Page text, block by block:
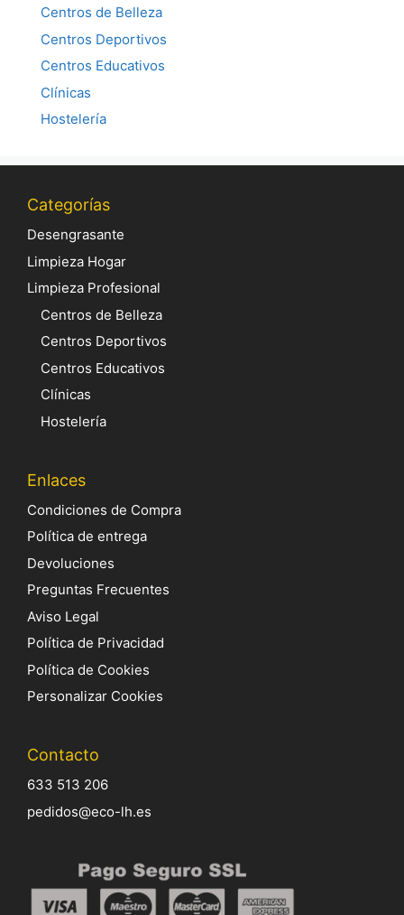
Centros de Belleza
Centros Deportivos
Centros Educativos
Clínicas
Hostelería
Categorías
Desengrasante
Limpieza Hogar
Limpieza Profesional
Centros de Belleza
Centros Deportivos
Centros Educativos
Clínicas
Hostelería
Enlaces
Condiciones de Compra
Política de entrega
Devoluciones
Preguntas Frecuentes
Aviso Legal
Política de Privacidad
Política de Cookies
Personalizar Cookies
Contacto
633 513 206
pedidos@eco-lh.es